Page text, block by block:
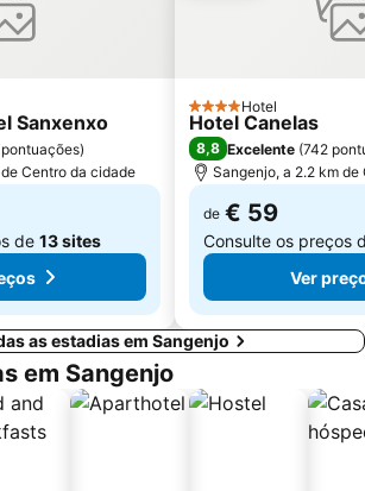
Peinador
Menduiña
Sanxenxo
)
Centro da cidade
de 13 sites
4 Estrelas
Hotel
Hotel Canelas
8,8 Excelente (742
Sangenjo, a 2.2 km
de € 59
Consulte os preços
Ver
as estadias em Sangenjo
em Sangenjo